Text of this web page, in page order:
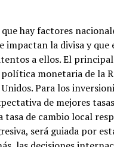
hay factores
impactan la divisa y que
a ellos. El
monetaria de la
Para los
de mejores
tasa de cambio local
será guiada por